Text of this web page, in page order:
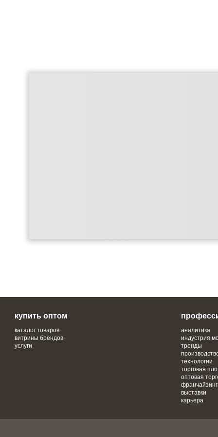
купить оптом
каталог товаров
витрины брендов
услуги
аналитика
индустрия
тренды
технологии
торговая
оптовая
франчайзинг
выставки
карьера